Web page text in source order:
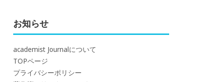
お知らせ
academist Journalについて
TOPページ
プライバシーポリシー